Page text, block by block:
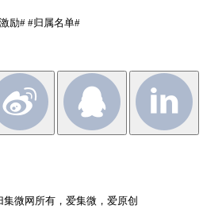
励# #归属名单#
微网所有，爱集微，爱原创